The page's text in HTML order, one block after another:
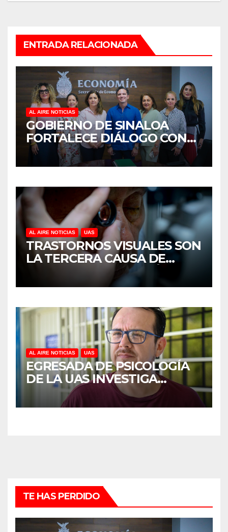
ENTRADA RELACIONADA
AL AIRE NOTICIAS
GOBIERNO DE SINALOA
FORTALECE DIÁLOGO CON
MUJERES EMPRESARIAS DE
CULIACÁN
AL AIRE NOTICIAS UAS
TRASTORNOS VISUALES SON
LA TERCERA CAUSA DE
DISCAPACIDAD EN MÉXICO,
REVELA ESTUDIO DEL
AL AIRE NOTICIAS UAS
EGRESADA DE PSICOLOGÍA
DE LA UAS INVESTIGA
DUELO ANTICIPADO Y
SOBRECARGA EN
TE HAS PERDIDO